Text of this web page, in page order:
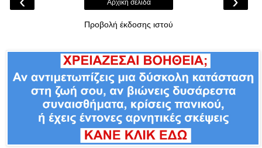
Αρχική σελίδα
Προβολή έκδοσης ιστού